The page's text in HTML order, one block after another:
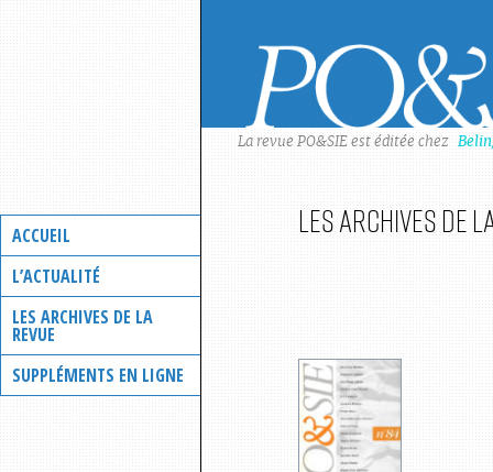
ACCUEIL
L’ACTUALITÉ
LES ARCHIVES DE LA
REVUE
SUPPLÉMENTS EN LIGNE
La revue PO&SIE est éditée chez
Les archives de